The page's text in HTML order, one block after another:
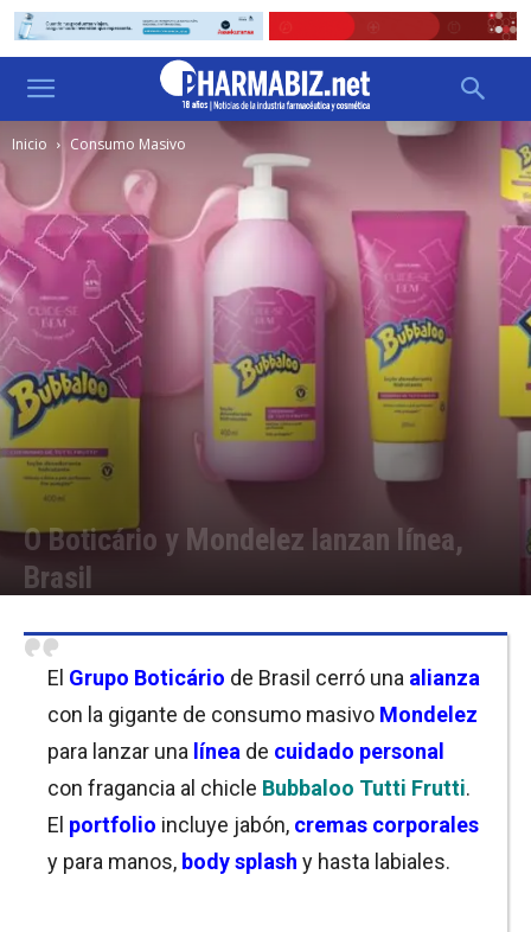
Inicio Consumo Masivo
O Boticário y Mondelez lanzan línea,
Brasil
El Grupo Boticário de Brasil cerró una alianza
con la gigante de consumo masivo Mondelez
para lanzar una línea de cuidado personal
con fragancia al chicle Bubbaloo Tutti Frutti.
El portfolio incluye jabón, cremas corporales
y para manos, body splash y hasta labiales.